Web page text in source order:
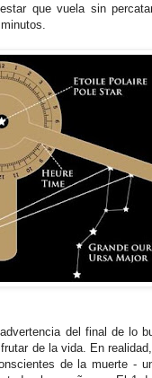
que vuela sin
del final de lo
de la vida. En
de la muerte -